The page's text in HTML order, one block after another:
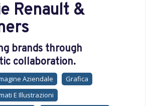
Renault &
brands through
collaboration.
Aziendale
Grafica
E Illustrazioni